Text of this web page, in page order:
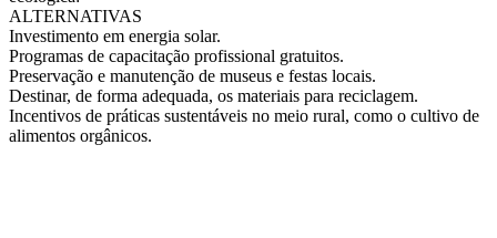
ALTERNATIVAS
Investimento em energia solar.
Programas de capacitação profissional gratuitos.
Preservação e manutenção de museus e festas locais.
Destinar, de forma adequada, os materiais para reciclagem.
Incentivos de práticas sustentáveis no meio rural, como o cultivo de
alimentos orgânicos.